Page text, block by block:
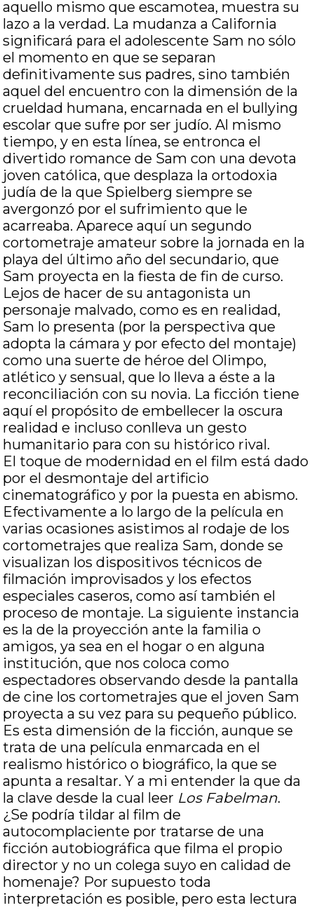
aquello mismo que escamotea, muestra su
lazo a la verdad. La mudanza a California
significará para el adolescente Sam no sólo
el momento en que se separan
definitivamente sus padres, sino también
aquel del encuentro con la dimensión de la
crueldad humana, encarnada en el bullying
escolar que sufre por ser judío. Al mismo
tiempo, y en esta línea, se entronca el
divertido romance de Sam con una devota
joven católica, que desplaza la ortodoxia
judía de la que Spielberg siempre se
avergonzó por el sufrimiento que le
acarreaba. Aparece aquí un segundo
cortometraje amateur sobre la jornada en la
playa del último año del secundario, que
Sam proyecta en la fiesta de fin de curso.
Lejos de hacer de su antagonista un
personaje malvado, como es en realidad,
Sam lo presenta (por la perspectiva que
adopta la cámara y por efecto del montaje)
como una suerte de héroe del Olimpo,
atlético y sensual, que lo lleva a éste a la
reconciliación con su novia. La ficción tiene
aquí el propósito de embellecer la oscura
realidad e incluso conlleva un gesto
humanitario para con su histórico rival.
El toque de modernidad en el film está dado
por el desmontaje del artificio
cinematográfico y por la puesta en abismo.
Efectivamente a lo largo de la película en
varias ocasiones asistimos al rodaje de los
cortometrajes que realiza Sam, donde se
visualizan los dispositivos técnicos de
filmación improvisados y los efectos
especiales caseros, como así también el
proceso de montaje. La siguiente instancia
es la de la proyección ante la familia o
amigos, ya sea en el hogar o en alguna
institución, que nos coloca como
espectadores observando desde la pantalla
de cine los cortometrajes que el joven Sam
proyecta a su vez para su pequeño público.
Es esta dimensión de la ficción, aunque se
trata de una película enmarcada en el
realismo histórico o biográfico, la que se
apunta a resaltar. Y a mi entender la que da
la clave desde la cual leer Los Fabelman.
¿Se podría tildar al film de
autocomplaciente por tratarse de una
ficción autobiográfica que filma el propio
director y no un colega suyo en calidad de
homenaje? Por supuesto toda
interpretación es posible, pero esta lectura